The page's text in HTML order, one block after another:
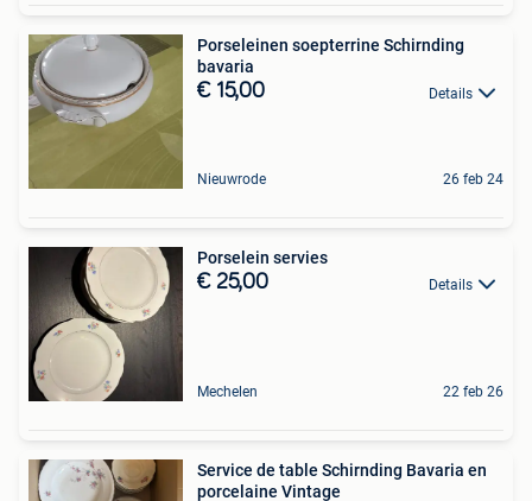
Porseleinen soepterrine Schirnding
bavaria
€ 15,00 Details
Nieuwrode 26 feb 24
Porselein servies
€ 25,00 Details
Mechelen 22 feb 26
Service de table Schirnding Bavaria en
porcelaine Vintage